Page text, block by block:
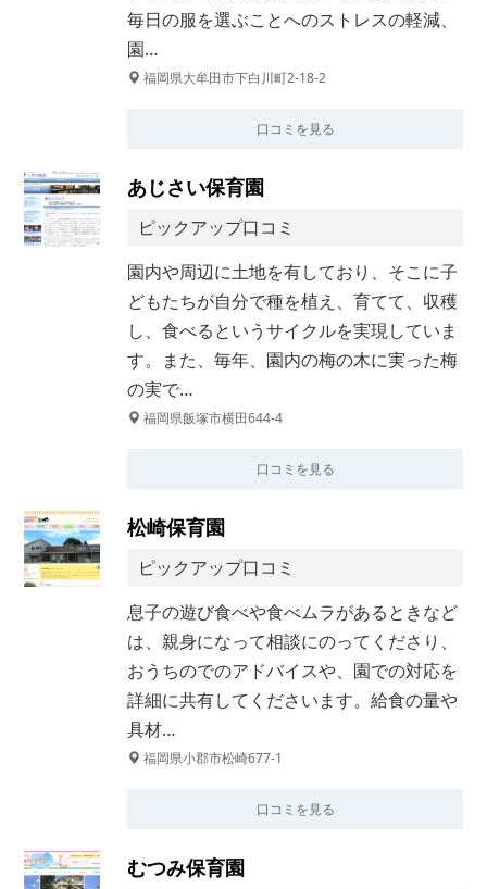
毎日の服を選ぶことへのストレスの軽減、
園…
福岡県大牟田市下白川町2-18-2
口コミを見る
あじさい保育園
ピックアップ口コミ
園内や周辺に土地を有しており、そこに子
どもたちが自分で種を植え、育てて、収穫
し、食べるというサイクルを実現していま
す。また、毎年、園内の梅の木に実った梅
の実で…
福岡県飯塚市横田644-4
口コミを見る
松崎保育園
ピックアップ口コミ
息子の遊び食べや食べムラがあるときなど
は、親身になって相談にのってくださり、
おうちのでのアドバイスや、園での対応を
詳細に共有してくださいます。給食の量や
具材…
福岡県小郡市松崎677-1
口コミを見る
むつみ保育園